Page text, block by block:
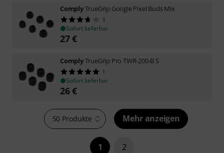
ComplyTrueGrip Google Pixel Buds Mix
3
Sofort lieferbar
27€
ComplyTrueGrip Pro TWR-200-B S
1
Sofort lieferbar
26€
50 Produkte Mehr anzeigen
1 2